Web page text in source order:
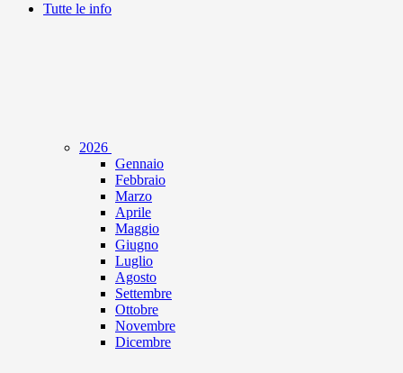
Tutte le info
2026
Gennaio
Febbraio
Marzo
Aprile
Maggio
Giugno
Luglio
Agosto
Settembre
Ottobre
Novembre
Dicembre